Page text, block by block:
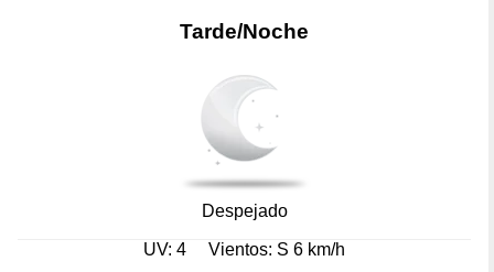
Tarde/Noche
Despejado
UV: 4 Vientos: S 6 km/h